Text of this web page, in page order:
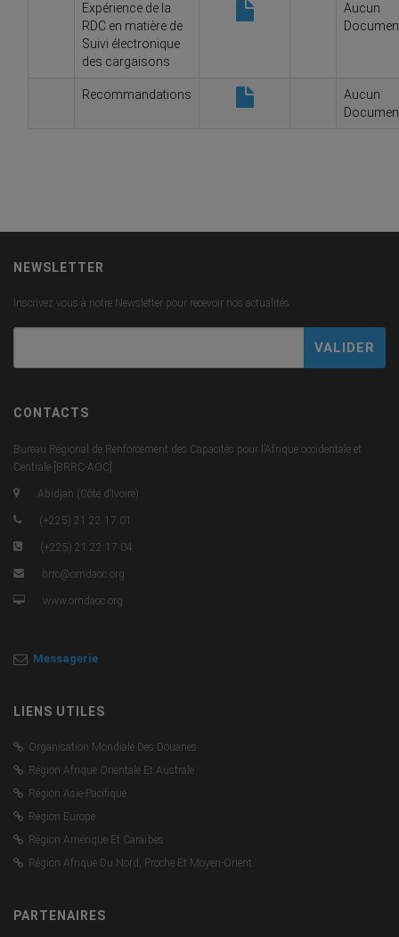
Expérience de la
RDC en matière de
Suivi électronique
des cargaisons
Aucun
Recommandations
Aucun
NEWSLETTER
Inscrivez vous à notre Newsletter pour recevoir nos actualités
CONTACTS
Bureau Régional de Renforcement des Capacités pour l’Afrique occidentale et
Centrale [BRRC-AOC]
Abidjan (Côte d’Ivoire)
(+225) 21 22 17 01
(+225) 21 22 17 04
brrc@omdaoc.org
www.omdaoc.org
Messagerie
LIENS UTILES
Organisation Mondiale Des Douanes
Région Afrique Orientale Et Australe
Région Asie-Pacifique
Région Europe
Région Amérique Et Caraïbes
Région Afrique Du Nord, Proche Et Moyen-Orient
PARTENAIRES